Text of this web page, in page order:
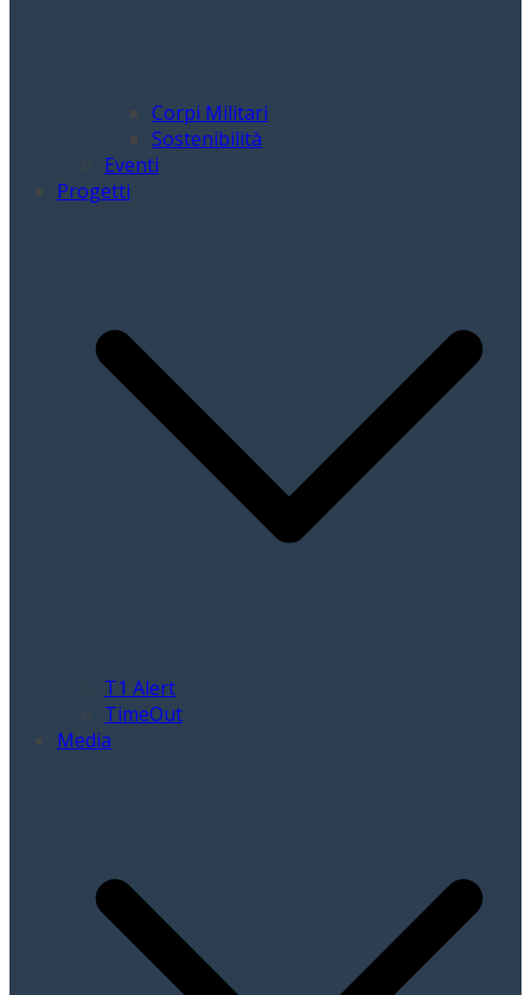
Corpi Militari
Sostenibilità
Eventi
Progetti
T1 Alert
TimeOut
Media